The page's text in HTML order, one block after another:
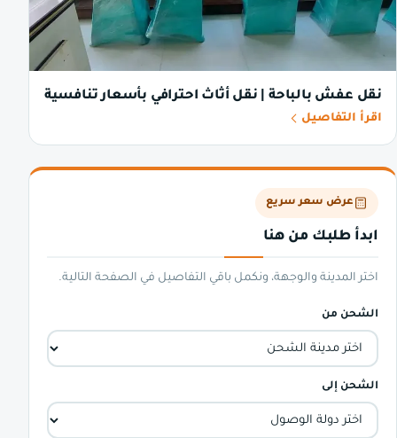
نقل عفش بالباحة | نقل أثاث احترافي بأسعار تنافسية
اقرأ التفاصيل
عرض سعر سريع
ابدأ طلبك من هنا
اختر المدينة والوجهة، ونكمل باقي التفاصيل في الصفحة التالية.
الشحن من
الشحن إلى